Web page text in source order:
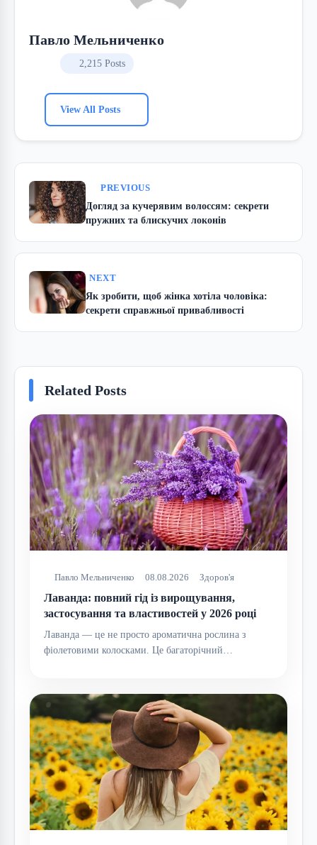
Павло Мельниченко
2,215 Posts
View All Posts
PREVIOUS
Догляд за кучерявим волоссям: секрети
пружних та блискучих локонів
NEXT
Як зробити, щоб жінка хотіла чоловіка:
секрети справжньої привабливості
Related Posts
Павло Мельниченко 08.08.2026 Здоров'я
Лаванда: повний гід із вирощування,
застосування та властивостей у 2026 році
Лаванда — це не просто ароматична рослина з
фіолетовими колосками. Це багаторічний…